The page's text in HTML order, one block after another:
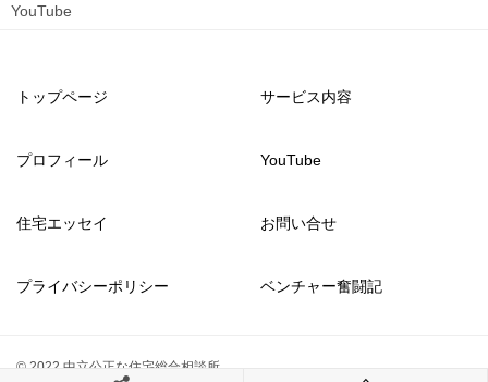
YouTube
トップページ サービス内容
プロフィール YouTube
住宅エッセイ お問い合せ
プライバシーポリシー ベンチャー奮闘記
© 2022 中立公正な住宅総合相談所